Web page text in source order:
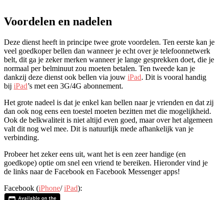
Voordelen en nadelen
Deze dienst heeft in principe twee grote voordelen. Ten eerste kan je
veel goedkoper bellen dan wanneer je echt over je telefoonnetwerk
belt, dit ga je zeker merken wanneer je lange gesprekken doet, die je
normaal per belminuut zou moeten betalen. Ten tweede kan je
dankzij deze dienst ook bellen via jouw iPad. Dit is vooral handig
bij iPad’s met een 3G/4G abonnement.
Het grote nadeel is dat je enkel kan bellen naar je vrienden en dat zij
dan ook nog eens een toestel moeten bezitten met die mogelijkheid.
Ook de belkwaliteit is niet altijd even goed, maar over het algemeen
valt dit nog wel mee. Dit is natuurlijk mede afhankelijk van je
verbinding.
Probeer het zeker eens uit, want het is een zeer handige (en
goedkope) optie om snel een vriend te bereiken. Hieronder vind je
de links naar de Facebook en Facebook Messenger apps!
Facebook (iPhone/iPad):